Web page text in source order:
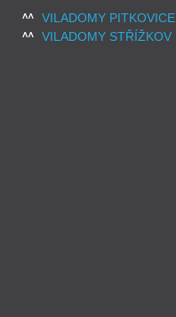
VILADOMY PITKOVICE
VILADOMY STŘÍŽKOV